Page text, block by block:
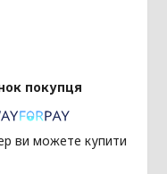
покупця
ви можете купити